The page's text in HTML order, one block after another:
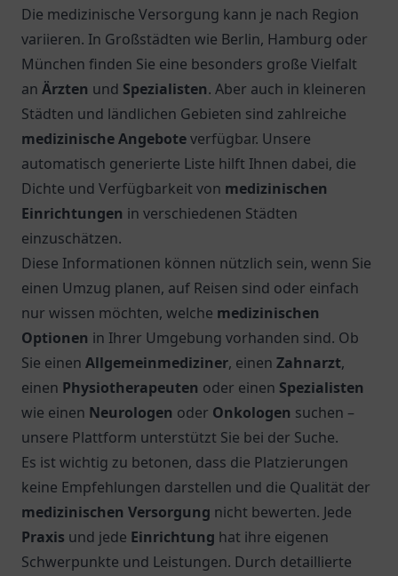
Die medizinische Versorgung kann je nach Region
variieren. In Großstädten wie Berlin, Hamburg oder
München finden Sie eine besonders große Vielfalt
an Ärzten und Spezialisten. Aber auch in kleineren
Städten und ländlichen Gebieten sind zahlreiche
medizinische Angeboteverfügbar. Unsere
automatisch generierte Liste hilft Ihnen dabei, die
Dichte und Verfügbarkeit von medizinischen
Einrichtungen in verschiedenen Städten
einzuschätzen.
Diese Informationen können nützlich sein, wenn Sie
einen Umzug planen, auf Reisen sind oder einfach
nur wissen möchten, welche medizinischen
Optionen in Ihrer Umgebung vorhanden sind. Ob
Sie einen Allgemeinmediziner, einen Zahnarzt,
einen Physiotherapeuten oder einen Spezialisten
wie einen Neurologen oder Onkologen suchen –
unsere Plattform unterstützt Sie bei der Suche.
Es ist wichtig zu betonen, dass die Platzierungen
keine Empfehlungen darstellen und die Qualität der
medizinischen Versorgung nicht bewerten. Jede
Praxis und jede Einrichtung hat ihre eigenen
Schwerpunkte und Leistungen. Durch detaillierte